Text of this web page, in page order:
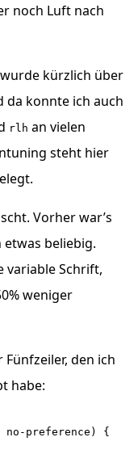
noch Luft nach
kürzlich über
da konnte ich auch
rlh an vielen
steht hier
Vorher war’s
beliebig.
variable Schrift,
weniger
den ich
habe:
no-preference) {